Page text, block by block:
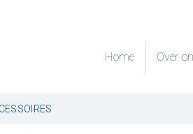
Home Over